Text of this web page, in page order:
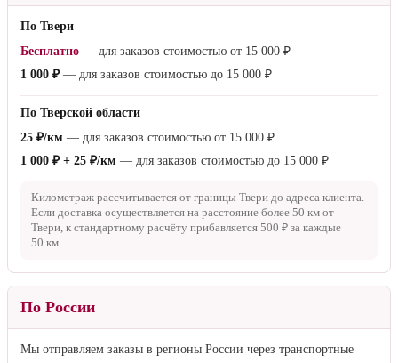
По Твери
Бесплатно — для заказов стоимостью от 15 000 ₽
1 000 ₽— для заказов стоимостью до 15 000 ₽
По Тверской области
25 ₽/км — для заказов стоимостью от 15 000 ₽
1 000 ₽ + 25 ₽/км — для заказов стоимостью до 15 000 ₽
Километраж рассчитывается от границы Твери до адреса клиента.
Если доставка осуществляется на расстояние более 50 км от
Твери, к стандартному расчёту прибавляется 500 ₽ за каждые
50 км.
По России
Мы отправляем заказы в регионы России через транспортные